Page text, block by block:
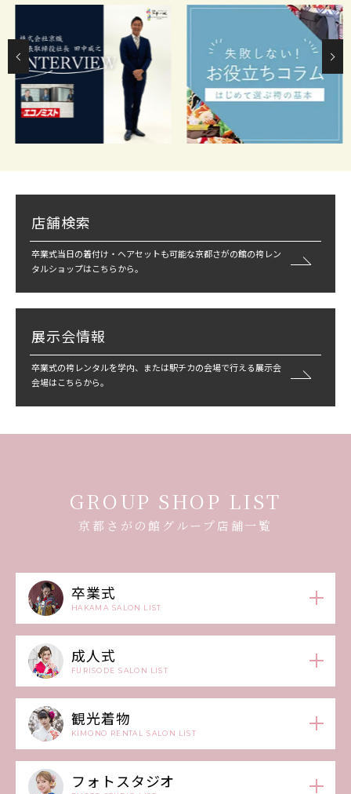
店舗検索
卒業式当日の着付け・ヘアセットも可能な京都さがの館の袴レン
タルショップはこちらから。
展示会情報
卒業式の袴レンタルを学内、または駅チカの会場で行える展示会
会場はこちらから。
GROUP SHOP LIST
京都さがの館グループ店舗一覧
卒業式
HAKAMA SALON LIST
成人式
FURISODE SALON LIST
観光着物
KIMONO RENTAL SALON LIST
フォトスタジオ